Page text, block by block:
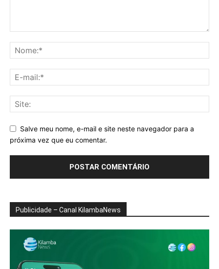
Salve meu nome, e-mail e site neste navegador para a
próxima vez que eu comentar.
Publicidade – Canal KilambaNews